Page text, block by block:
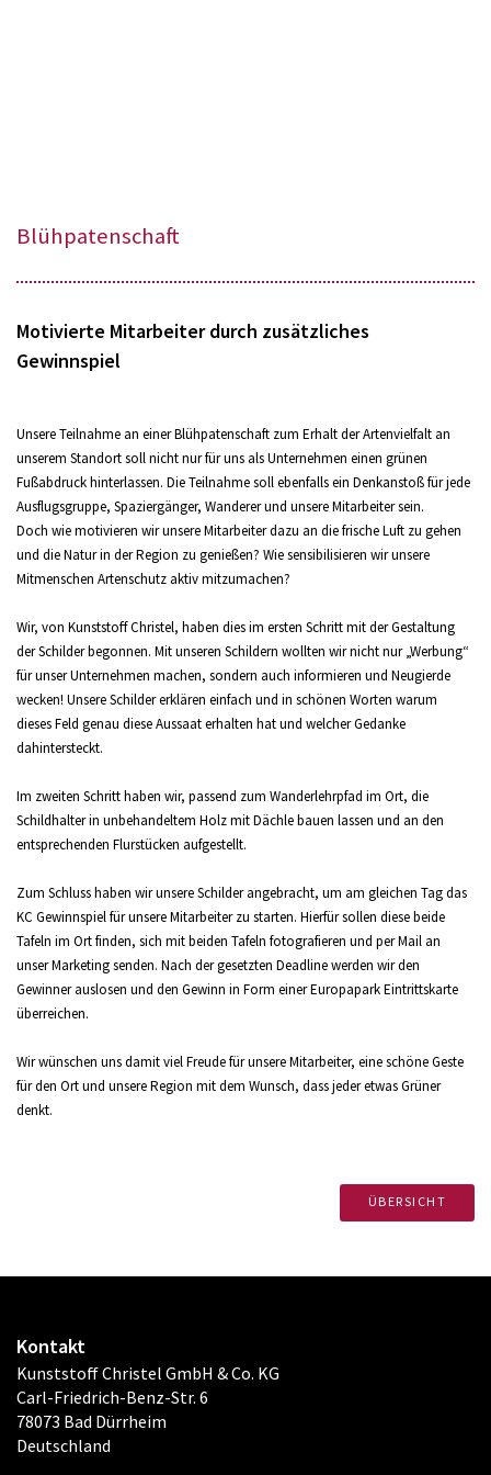
Blühpatenschaft
Motivierte Mitarbeiter durch zusätzliches
Gewinnspiel
Unsere Teilnahme an einer Blühpatenschaft zum Erhalt der Artenvielfalt an
unserem Standort soll nicht nur für uns als Unternehmen einen grünen
Fußabdruck hinterlassen. Die Teilnahme soll ebenfalls ein Denkanstoß für jede
Ausflugsgruppe, Spaziergänger, Wanderer und unsere Mitarbeiter sein.
Doch wie motivieren wir unsere Mitarbeiter dazu an die frische Luft zu gehen
und die Natur in der Region zu genießen? Wie sensibilisieren wir unsere
Mitmenschen Artenschutz aktiv mitzumachen?
Wir, von Kunststoff Christel, haben dies im ersten Schritt mit der Gestaltung
der Schilder begonnen. Mit unseren Schildern wollten wir nicht nur „Werbung“
für unser Unternehmen machen, sondern auch informieren und Neugierde
wecken! Unsere Schilder erklären einfach und in schönen Worten warum
dieses Feld genau diese Aussaat erhalten hat und welcher Gedanke
dahintersteckt.
Im zweiten Schritt haben wir, passend zum Wanderlehrpfad im Ort, die
Schildhalter in unbehandeltem Holz mit Dächle bauen lassen und an den
entsprechenden Flurstücken aufgestellt.
Zum Schluss haben wir unsere Schilder angebracht, um am gleichen Tag das
KC Gewinnspiel für unsere Mitarbeiter zu starten. Hierfür sollen diese beide
Tafeln im Ort finden, sich mit beiden Tafeln fotografieren und per Mail an
unser Marketing senden. Nach der gesetzten Deadline werden wir den
Gewinner auslosen und den Gewinn in Form einer Europapark Eintrittskarte
überreichen.
Wir wünschen uns damit viel Freude für unsere Mitarbeiter, eine schöne Geste
für den Ort und unsere Region mit dem Wunsch, dass jeder etwas Grüner
denkt.
ÜBERSICHT
Kontakt
Kunststoff Christel GmbH & Co. KG
Carl-Friedrich-Benz-Str. 6
78073 Bad Dürrheim
Deutschland